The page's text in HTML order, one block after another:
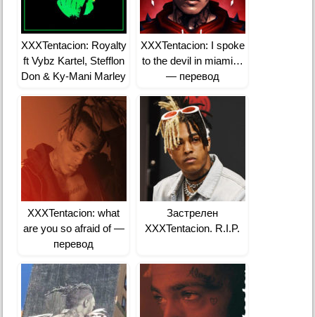
XXXTentacion: Royalty
ft Vybz Kartel, Stefflon
Don & Ky-Mani Marley
XXXTentacion: I spoke
to the devil in miami…
— перевод
XXXTentacion: what
are you so afraid of —
перевод
Застрелен
XXXTentacion. R.I.P.